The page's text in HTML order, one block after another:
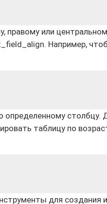
правому или
Например,
определенному столбцу.
таблицу по
для создания и